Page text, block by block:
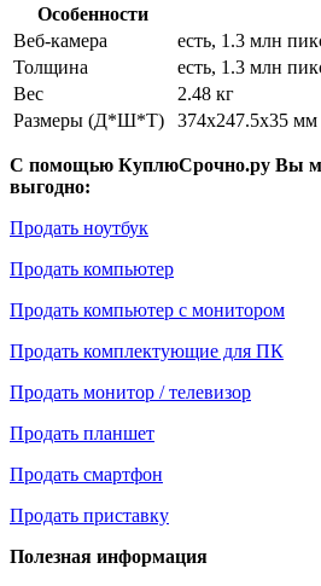
Особенности
Веб-камера
есть, 1.3 млн
Толщина
есть, 1.3 млн
Вес
2.48 кг
Размеры (Д*Ш*Т)
374x247.5x35 мм
С помощью КуплюСрочно.ру Вы
выгодно:
Продать ноутбук
Продать компьютер
Продать компьютер с монитором
Продать комплектующие для ПК
Продать монитор / телевизор
Продать планшет
Продать смартфон
Продать приставку
Полезная информация